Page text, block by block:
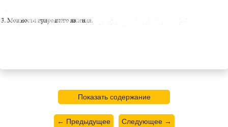
Показать содержание
← Предыдущее Следующее →